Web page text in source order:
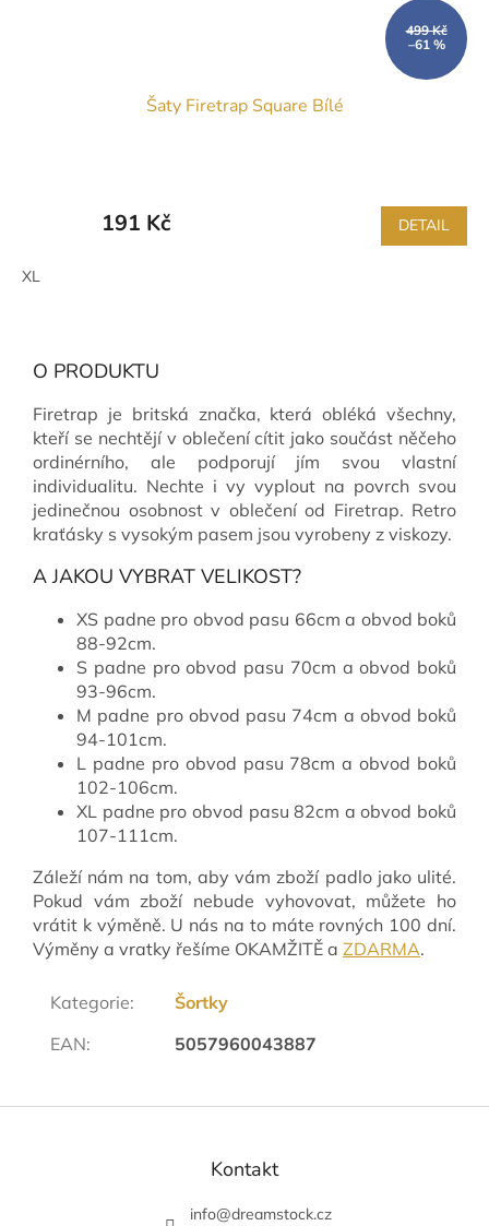
499 Kč
–61 %
Šaty Firetrap Square Bílé
191 Kč DETAIL
XL
O PRODUKTU
Firetrap je britská značka, která obléká všechny,
kteří se nechtějí v oblečení cítit jako součást něčeho
ordinérního, ale podporují jím svou vlastní
individualitu. Nechte i vy vyplout na povrch svou
jedinečnou osobnost v oblečení od Firetrap. Retro
kraťásky s vysokým pasem jsou vyrobeny z viskozy.
A JAKOU VYBRAT VELIKOST?
XS padne pro obvod pasu 66cm a obvod boků
88-92cm.
S padne pro obvod pasu 70cm a obvod boků
93-96cm.
M padne pro obvod pasu 74cm a obvod boků
94-101cm.
L padne pro obvod pasu 78cm a obvod boků
102-106cm.
XL padne pro obvod pasu 82cm a obvod boků
107-111cm.
Záleží nám na tom, aby vám zboží padlo jako ulité.
Pokud vám zboží nebude vyhovovat, můžete ho
vrátit k výměně. U nás na to máte rovných 100 dní.
Výměny a vratky řešíme OKAMŽITĚ a ZDARMA.
Kategorie:
Šortky
EAN: 5057960043887
Z
Kontakt
info@dreamstock.cz